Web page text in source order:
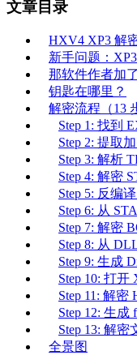
文章目录
HXV4 XP3 解
新手问题：
那软件作者加
钥匙在哪里？
解密流程（13
Step 1: 找到
Step 2: 提取
Step 3: 解析
Step 4: 解密
Step 5: 反编
Step 6: 从
Step 7: 解密
Step 8: 从
Step 9: 生成
Step 10: 打
Step 11: 解密
Step 12: 生成
Step 13: 解密
全景图